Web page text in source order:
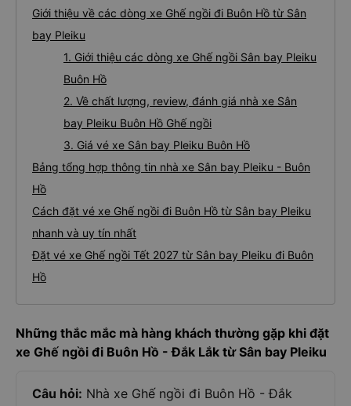
Giới thiệu về các dòng xe Ghế ngồi đi Buôn Hồ từ Sân
bay Pleiku
1. Giới thiệu các dòng xe Ghế ngồi Sân bay Pleiku
Buôn Hồ
2. Về chất lượng, review, đánh giá nhà xe Sân
bay Pleiku Buôn Hồ Ghế ngồi
3. Giá vé xe Sân bay Pleiku Buôn Hồ
Bảng tổng hợp thông tin nhà xe Sân bay Pleiku - Buôn
Hồ
Cách đặt vé xe Ghế ngồi đi Buôn Hồ từ Sân bay Pleiku
nhanh và uy tín nhất
Đặt vé xe Ghế ngồi Tết 2027 từ Sân bay Pleiku đi Buôn
Hồ
Những thắc mắc mà hàng khách thường gặp khi đặt
xe Ghế ngồi đi Buôn Hồ - Đắk Lắk từ Sân bay Pleiku
Câu hỏi: Nhà xe Ghế ngồi đi Buôn Hồ - Đắk